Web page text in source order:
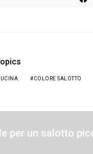
COLORE SALOTTO
per un salotto